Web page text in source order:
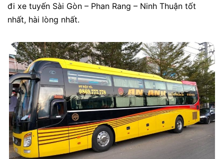
đi xe tuyến Sài Gòn – Phan Rang – Ninh Thuận tốt
nhất, hài lòng nhất.